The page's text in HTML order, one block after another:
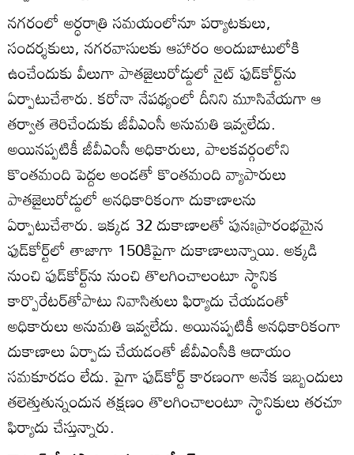
నగరంలో అర్ధరాత్రి సమయంలోనూ పర్యాటకులు,
సందర్శకులు, నగరవాసులకు ఆహారం అందుబాటులోకి
ఉంచేందుకు వీలుగా పాతజైలురోడ్డులో నైట్‌ ఫుడ్‌కోర్ట్‌ను
ఏర్పాటుచేశారు. కరోనా నేపథ్యంలో దీనిని మూసివేయగా ఆ
తర్వాత తెరిచేందుకు జీవీఎంసీ అనుమతి ఇవ్వలేదు.
అయినప్పటికీ జీవీఎంసీ అధికారులు, పాలకవర్గంలోని
కొంతమంది పెద్దల అండతో కొంతమంది వ్యాపారులు
పాతజైలురోడ్డులో అనధికారికంగా దుకాణాలను
ఏర్పాటుచేశారు. ఇక్కడ 32 దుకాణాలతో పునఃప్రారంభమైన
ఫుడ్‌కోర్ట్‌లో తాజాగా 150కిపైగా దుకాణాలున్నాయి. అక్కడి
నుంచి ఫుడ్‌కోర్ట్‌ను నుంచి తొలగించాలంటూ స్థానిక
కార్పొరేటర్‌తోపాటు నివాసితులు ఫిర్యాదు చేయడంతో
అధికారులు అనుమతి ఇవ్వలేదు. అయినప్పటికీ అనధికారికంగా
దుకాణాలు ఏర్పాడు చేయడంతో జీవీఎంసీకి ఆదాయం
సమకూరడం లేదు. పైగా ఫుడ్‌కోర్ట్‌ కారణంగా అనేక ఇబ్బందులు
తలెత్తుతున్నందున తక్షణం తొలగించాలంటూ స్థానికులు తరచూ
ఫిర్యాదు చేస్తున్నారు.